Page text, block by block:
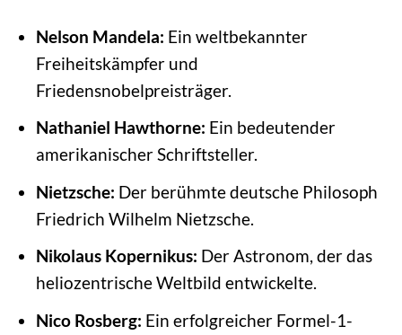
Nelson Mandela: Ein weltbekannter
Freiheitskämpfer und
Friedensnobelpreisträger.
Nathaniel Hawthorne: Ein bedeutender
amerikanischer Schriftsteller.
Nietzsche: Der berühmte deutsche Philosoph
Friedrich Wilhelm Nietzsche.
Nikolaus Kopernikus: Der Astronom, der das
heliozentrische Weltbild entwickelte.
Nico Rosberg: Ein erfolgreicher Formel-1-